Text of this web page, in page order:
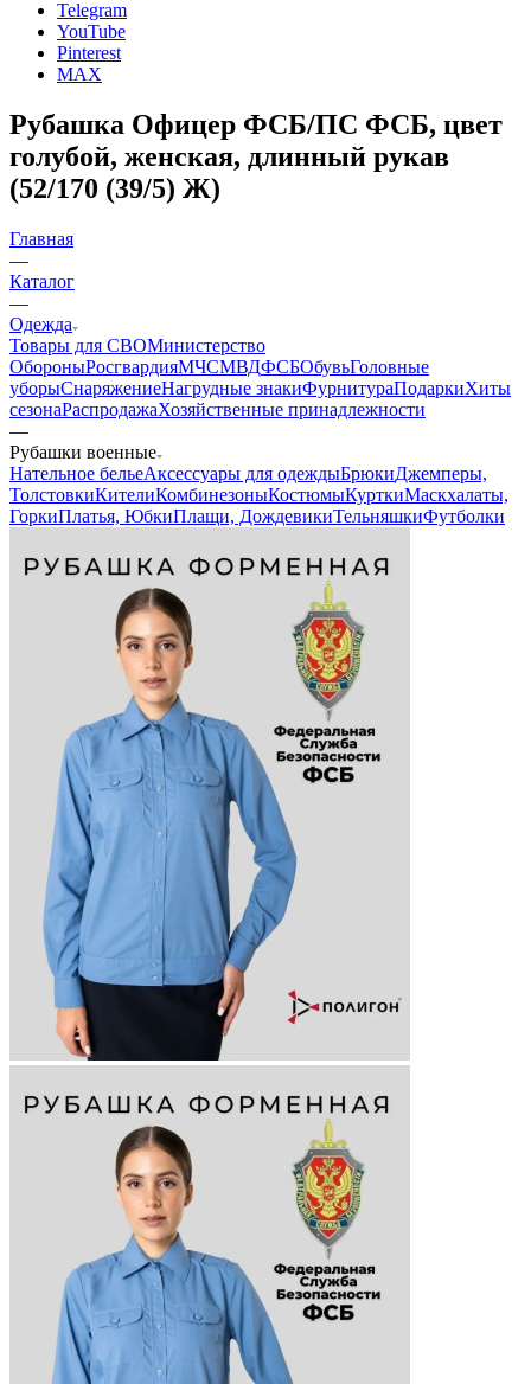
Telegram
YouTube
Pinterest
MAX
Рубашка Офицер ФСБ/ПС ФСБ, цвет
голубой, женская, длинный рукав
(52/170 (39/5) Ж)
Главная
—
Каталог
—
Одежда
Товары для СВОМинистерство
ОбороныРосгвардияМЧСМВДФСБОбувьГоловные
уборыСнаряжениеНагрудные знакиФурнитураПодаркиХиты
сезонаРаспродажаХозяйственные принадлежности
—
Рубашки военные
Нательное бельеАксессуары для одеждыБрюкиДжемперы,
ТолстовкиКителиКомбинезоныКостюмыКурткиМаскхалаты,
ГоркиПлатья, ЮбкиПлащи, ДождевикиТельняшкиФутболки